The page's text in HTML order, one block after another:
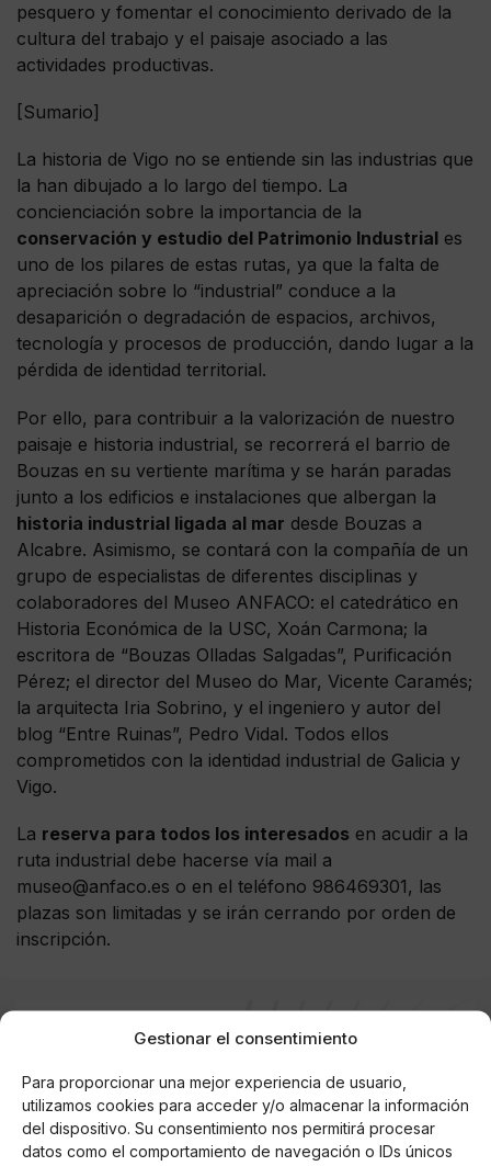
Gestionar el consentimiento
Para proporcionar una mejor experiencia de usuario,
utilizamos cookies para acceder y/o almacenar la información
del dispositivo. Su consentimiento nos permitirá procesar
datos como el comportamiento de navegación o IDs únicos
pesquero y fomentar el conocimiento derivado de la
cultura del trabajo y el paisaje asociado a las
actividades productivas.
[Sumario]
La historia de Vigo no se entiende sin las industrias que
la han dibujado a lo largo del tiempo. La
concienciación sobre la importancia de la
conservación y estudio del Patrimonio Industrial es
uno de los pilares de estas rutas, ya que la falta de
apreciación sobre lo “industrial” conduce a la
desaparición o degradación de espacios, archivos,
tecnología y procesos de producción, dando lugar a la
pérdida de identidad territorial.
Por ello, para contribuir a la valorización de nuestro
paisaje e historia industrial, se recorrerá el barrio de
Bouzas en su vertiente marítima y se harán paradas
junto a los edificios e instalaciones que albergan la
historia industrial ligada al mar desde Bouzas a
Alcabre. Asimismo, se contará con la compañía de un
grupo de especialistas de diferentes disciplinas y
colaboradores del Museo ANFACO: el catedrático en
Historia Económica de la USC, Xoán Carmona; la
escritora de “Bouzas Olladas Salgadas”, Purificación
Pérez; el director del Museo do Mar, Vicente Caramés;
la arquitecta Iria Sobrino, y el ingeniero y autor del
blog “Entre Ruinas”, Pedro Vidal. Todos ellos
comprometidos con la identidad industrial de Galicia y
Vigo.
La reserva para todos los interesados en acudir a la
ruta industrial debe hacerse vía mail a
museo@anfaco.es o en el teléfono 986469301, las
plazas son limitadas y se irán cerrando por orden de
inscripción.
Fernando Rodríguez Estévez